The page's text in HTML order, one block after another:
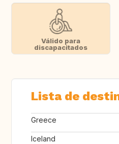
Válido para
discapacitados
Lista de
Greece
Iceland